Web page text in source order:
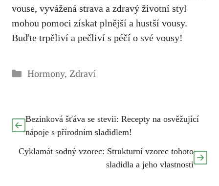
vouse, ​vyvážená strava a​ zdravý životní styl
mohou pomoci získat plnější a hustší⁣ vousy.
Buďte trpěliví a pečliví s péčí o ⁤své vousy!
Rubriky
Hormony, Zdraví
Bezinková šťáva se stevii: Recepty na osvěžující
nápoje s přírodním sladidlem!
Cyklamát sodný vzorec: Strukturní vzorec tohoto
sladidla a jeho vlastnosti